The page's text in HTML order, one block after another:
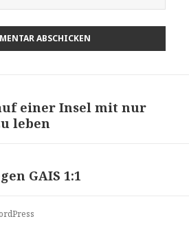
einer Insel mit nur
leben
GAIS 1:1